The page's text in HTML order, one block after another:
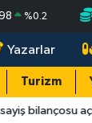
%0.2
Yazarlar
Turizm
açıklandı: 12